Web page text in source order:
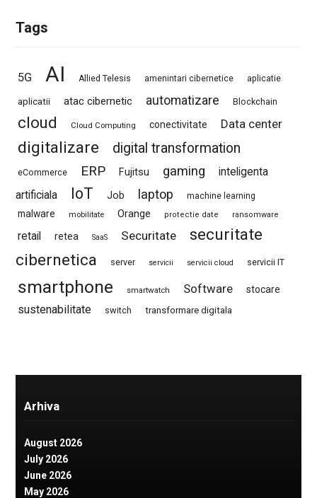
Tags
5G AI Allied Telesis amenintari cibernetice aplicatie
aplicatii atac cibernetic automatizare Blockchain
cloud Cloud Computing conectivitate Data center
digitalizare digital transformation
eCommerce ERP Fujitsu gaming
inteligenta
artificiala
IoT Job laptop machine learning
malware mobilitate Orange protectie date ransomware
retail retea SaaS Securitate
securitate
cibernetica
server servicii servicii cloud servicii IT
smartphone smartwatch Software stocare
sustenabilitate switch transformare digitala
Arhiva
August 2026
July 2026
June 2026
May 2026